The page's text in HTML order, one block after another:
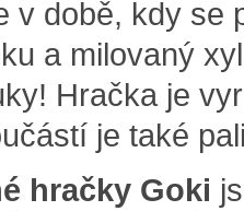
v době, kdy se
a milovaný
Hračka je
je také
hračky Goki